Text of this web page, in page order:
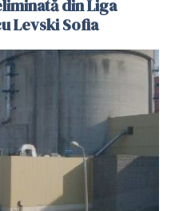
din Liga
Levski Sofia